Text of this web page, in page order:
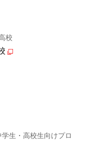
校
生・高校生向けプロ